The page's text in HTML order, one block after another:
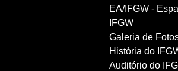
EA/IFGW -
IFGW
Galeria de
História do
Auditório do